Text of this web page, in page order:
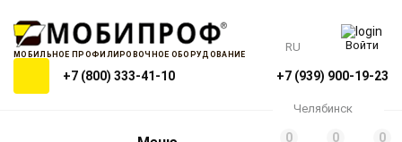
МОБИЛЬНОЕ ПРОФИЛИРОВОЧНОЕ ОБОРУДОВАНИЕ
+7 (800) 333-41-10 +7 (939) 900-19-23
RU Войти
Челябинск
0 0 0